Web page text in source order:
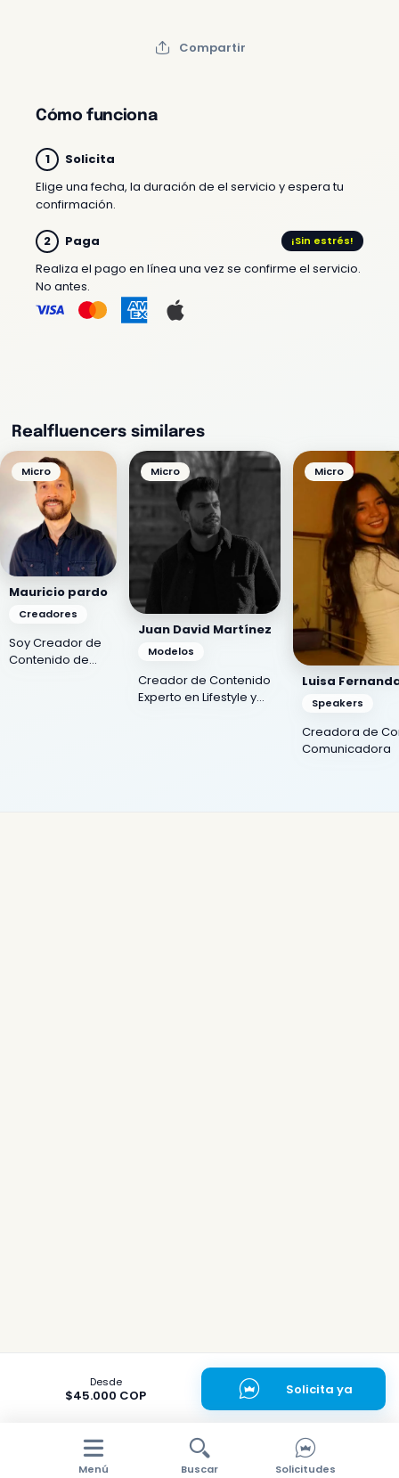
Compartir
Cómo funciona
Solicita
Elige una fecha, la duración de el servicio y espera tu
confirmación.
Paga ¡Sin estrés!
Realiza el pago en línea una vez se confirme el servicio.
No antes.
Realfluencers similares
Micro
Mauricio pardo
Creadores
Soy Creador de
Contenido de
Micro
Juan David Martínez
Modelos
Creador de Contenido
Experto en Lifestyle y
Micro
Luisa
Speakers
Creadora de
Comunicadora
Desde
$45.000 COP Solicita ya
Menú Buscar Solicitudes